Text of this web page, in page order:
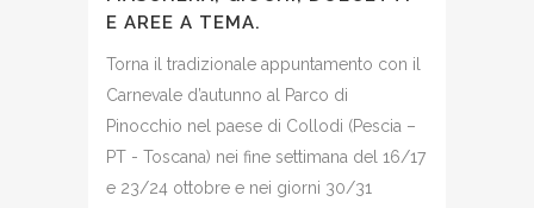
E AREE A TEMA.
Torna il tradizionale appuntamento con il
Carnevale d’autunno al Parco di
Pinocchio nel paese di Collodi (Pescia –
PT - Toscana) nei fine settimana del 16/17
e 23/24 ottobre e nei giorni 30/31